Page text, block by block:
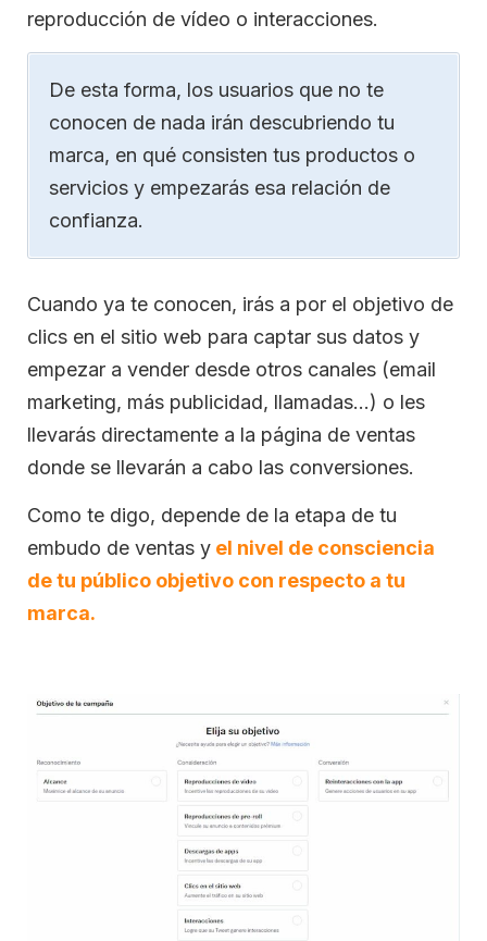
reproducción de vídeo o interacciones.
De esta forma, los usuarios que no te
conocen de nada irán descubriendo tu
marca, en qué consisten tus productos o
servicios y empezarás esa relación de
confianza.
Cuando ya te conocen, irás a por el objetivo de
clics en el sitio web para captar sus datos y
empezar a vender desde otros canales (email
marketing, más publicidad, llamadas…) o les
llevarás directamente a la página de ventas
donde se llevarán a cabo las conversiones.
Como te digo, depende de la etapa de tu
embudo de ventas y el nivel de consciencia
de tu público objetivo con respecto a tu
marca.